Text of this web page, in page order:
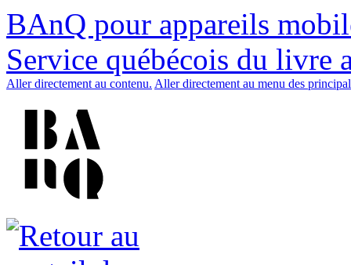
BAnQ pour appareils
Service québécois du livre
Aller directement au contenu. Aller directement au menu des